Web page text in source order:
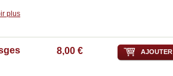
plus
8,00 € AJOUTER